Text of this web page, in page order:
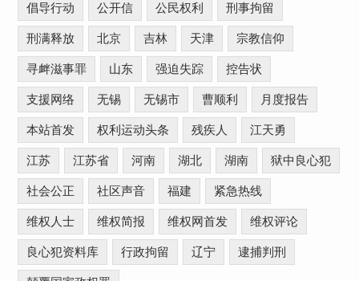
倡导行动 公开信 公民权利 刑事拘留
刑满释放 北京 吉林 天津 宗教信仰
寻衅滋事罪 山东 强迫失踪 控告状
支援网络 无锡 无锡市 曹顺利 月度报告
本站首发 权利运动头条 残疾人 江天勇
江苏 江苏省 河南 湖北 湖南 狱中良心犯
社会公正 社区声音 福建 紧急热线
维权人士 维权简报 维权网首发 维权评论
良心犯资料库 行政拘留 辽宁 逮捕判刑